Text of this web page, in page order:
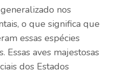
nos
o que significa que
essas espécies
Essas aves majestosas
dos Estados